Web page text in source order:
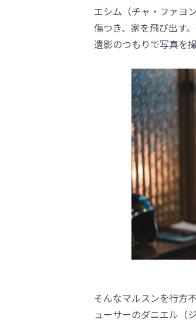
エシム（チャ・ファヨ
傷つき、家を飛び出す
遺影のつもりで写真を
そんなマルスンを行方
ューサーのダニエル（